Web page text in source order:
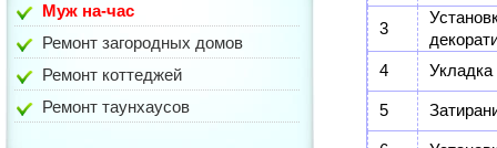
Муж на-час
Ремонт загородных домов
Ремонт коттеджей
Ремонт таунхаусов
3
4
Укладка
5